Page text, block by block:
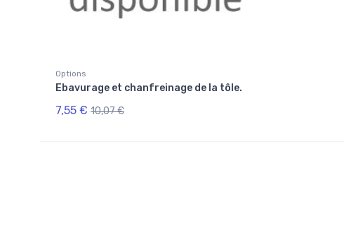
Options
Ebavurage et chanfreinage de la tôle.
7,55 € 10,07 €